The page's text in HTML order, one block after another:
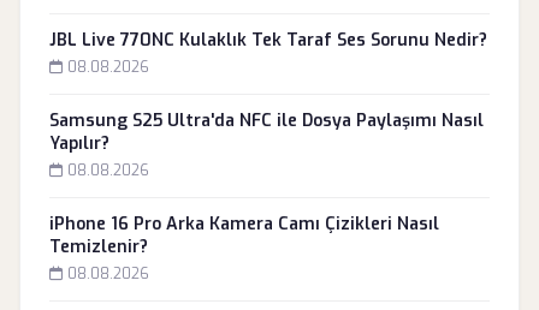
JBL Live 770NC Kulaklık Tek Taraf Ses Sorunu Nedir?
08.08.2026
Samsung S25 Ultra'da NFC ile Dosya Paylaşımı Nasıl
Yapılır?
08.08.2026
iPhone 16 Pro Arka Kamera Camı Çizikleri Nasıl
Temizlenir?
08.08.2026